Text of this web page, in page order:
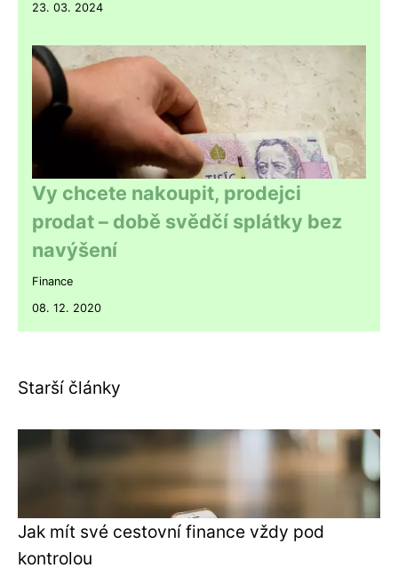
23. 03. 2024
Vy chcete nakoupit, prodejci
prodat – době svědčí splátky bez
navýšení
Finance
08. 12. 2020
Starší články
Jak mít své cestovní finance vždy pod
kontrolou